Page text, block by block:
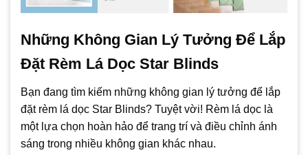
Những Không Gian Lý Tưởng Để Lắp
Đặt Rèm Lá Dọc Star Blinds
Bạn đang tìm kiếm những không gian lý tưởng để lắp
đặt rèm lá dọc Star Blinds? Tuyệt vời! Rèm lá dọc là
một lựa chọn hoàn hảo để trang trí và điều chỉnh ánh
sáng trong nhiều không gian khác nhau.